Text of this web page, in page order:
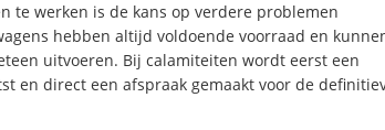
te werken is de kans op verdere problemen
hebben altijd voldoende voorraad en
uitvoeren. Bij calamiteiten wordt eerst een
en direct een afspraak gemaakt voor de